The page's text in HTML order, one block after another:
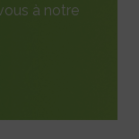
à notre